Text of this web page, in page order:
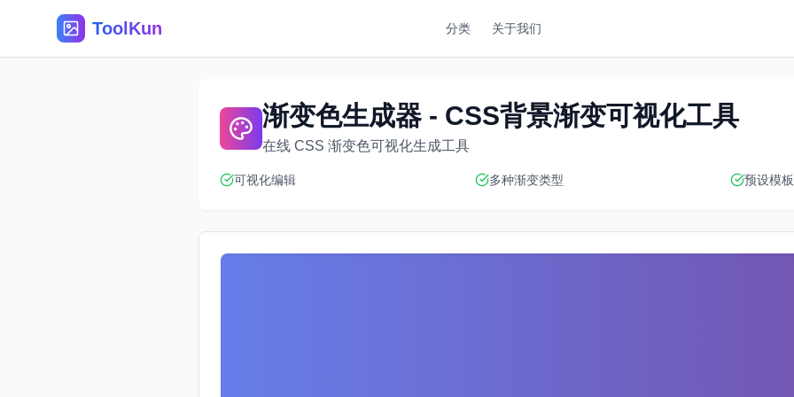
ToolKun 分类 关于我们
渐变色生成器 - CSS背景渐变可视化工具
在线 CSS 渐变色可视化生成工具
可视化编辑 多种渐变类型 预设模板